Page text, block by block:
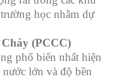
học nhằm dự
(PCCC)
phổ biến nhất hiện
lớn và độ bền